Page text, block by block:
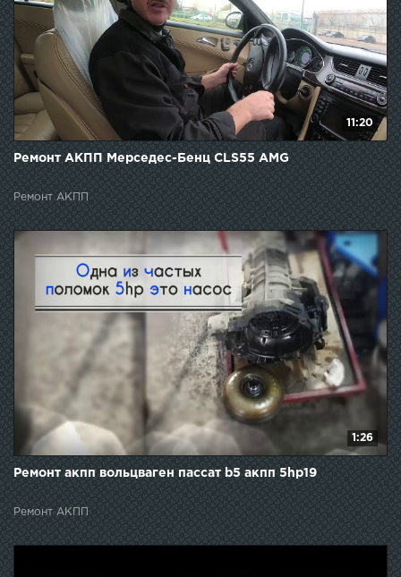
11:20
Ремонт АКПП Мерседес-Бенц CLS55 AMG
Ремонт АКПП
1:26
Ремонт акпп вольцваген пассат b5 акпп 5hp19
Ремонт АКПП